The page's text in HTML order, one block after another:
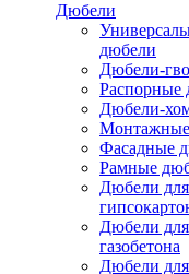
Дюбели
дюбели
Дюбели-
Распорные
Дюбели-
Фасадные
Рамные
Дюбели для
Дюбели для
газобетона
Дюбели для